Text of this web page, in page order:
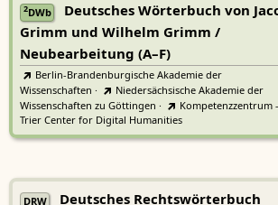
2DWb
Deutsches Wörterbuch von
Grimm und Wilhelm Grimm /
Neubearbeitung (A–F)
Berlin-Brandenburgische Akademie der
Wissenschaften ·
Niedersächsische Akademie der
Wissenschaften zu Göttingen ·
Kompetenzzentrum -
Trier Center for Digital Humanities
DRW Deutsches Rechtswörterbuch